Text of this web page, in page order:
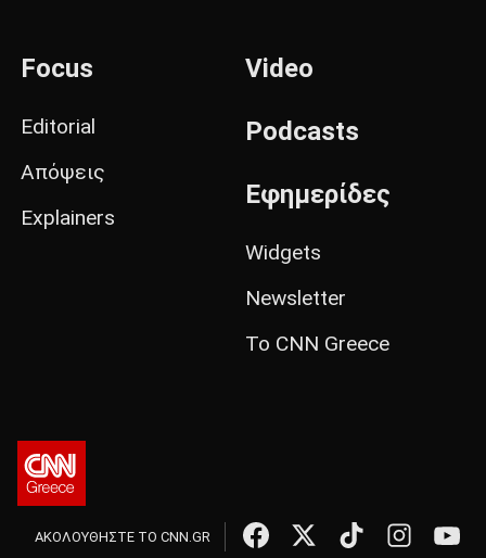
Focus
Editorial
Απόψεις
Explainers
Video
Podcasts
Εφημερίδες
Widgets
Newsletter
Το CNN Greece
ΑΚΟΛΟΥΘΗΣΤΕ ΤΟ CNN.GR